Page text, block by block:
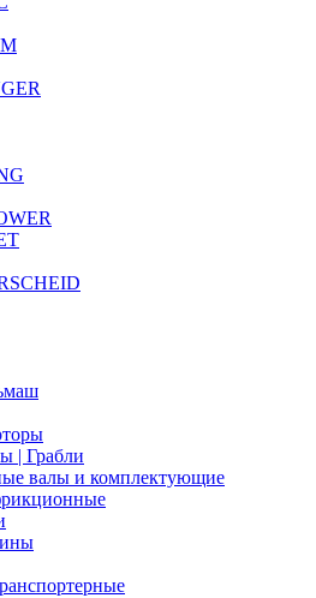
| Грабли
валы и комплектующие